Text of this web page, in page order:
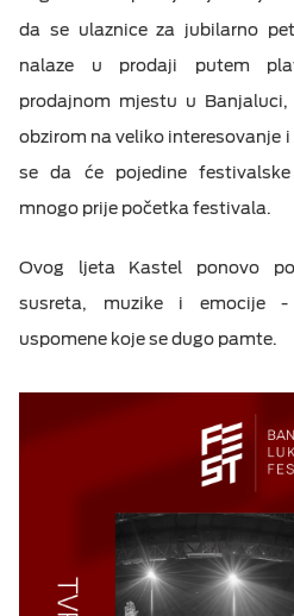
da se ulaznice za jubilarno
nalaze u prodaji putem
prodajnom mjestu u
obzirom na veliko interesovanje
se da će pojedine
mnogo prije početka festivala.
Ovog ljeta Kastel ponovo
susreta, muzike i emocije
uspomene koje se dugo pamte.